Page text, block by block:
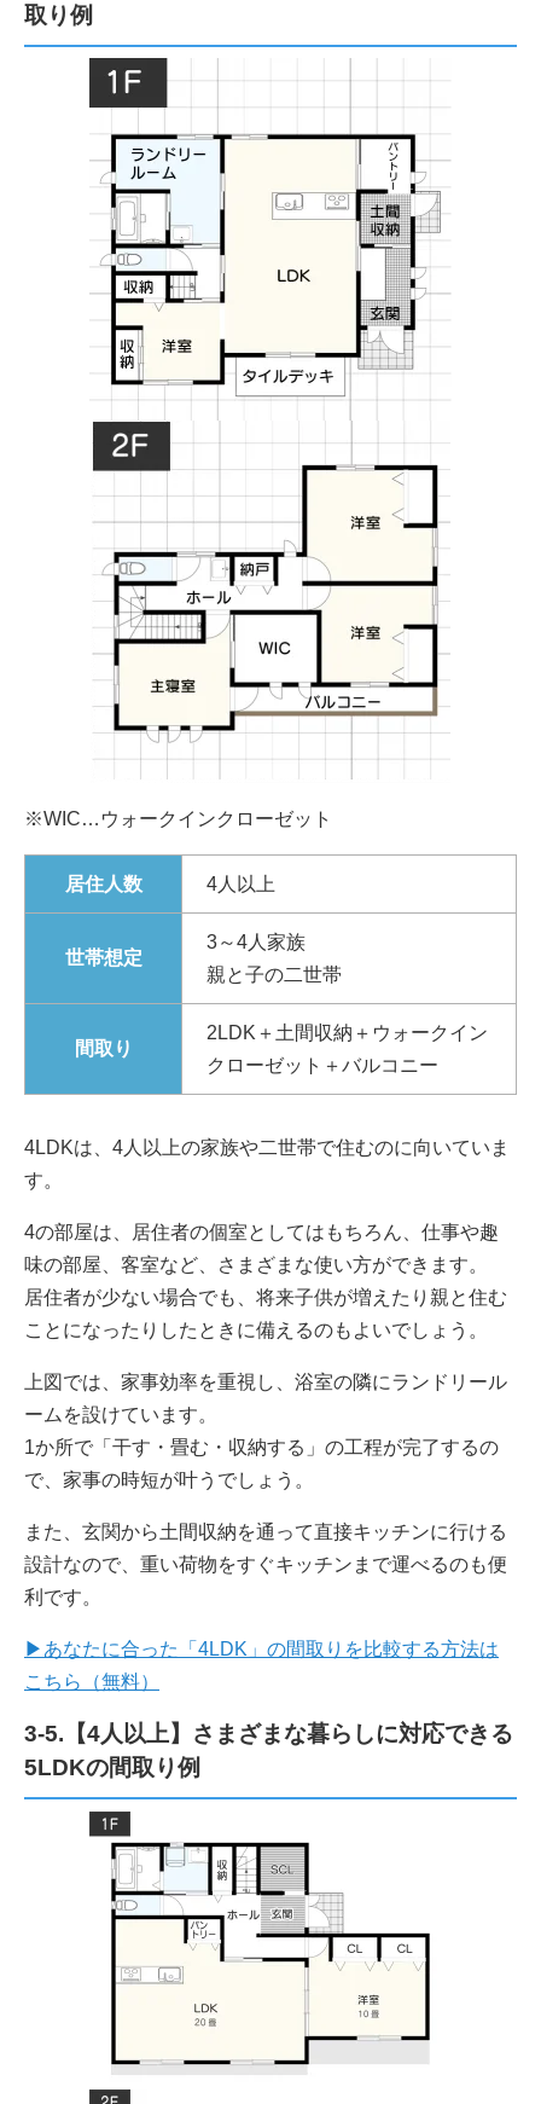
取り例
※WIC…ウォークインクローゼット
居住人数 4人以上
世帯想定
3～4人家族
親と子の二世帯
間取り
2LDK＋土間収納＋ウォークイン
クローゼット＋バルコニー
4LDKは、4人以上の家族や二世帯で住むのに向いていま
す。
4の部屋は、居住者の個室としてはもちろん、仕事や趣
味の部屋、客室など、さまざまな使い方ができます。
居住者が少ない場合でも、将来子供が増えたり親と住む
ことになったりしたときに備えるのもよいでしょう。
上図では、家事効率を重視し、浴室の隣にランドリール
ームを設けています。
1か所で「干す・畳む・収納する」の工程が完了するの
で、家事の時短が叶うでしょう。
また、玄関から土間収納を通って直接キッチンに行ける
設計なので、重い荷物をすぐキッチンまで運べるのも便
利です。
▶あなたに合った「4LDK」の間取りを比較する方法は
こちら（無料）
3-5.【4人以上】さまざまな暮らしに対応できる
5LDKの間取り例